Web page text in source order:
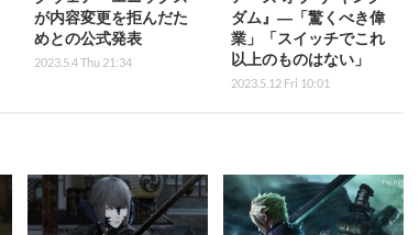
が内容変更を拒んだた
めとの公式発表
2023.5.4 Thu 21:34
ダム』―「驚くべき偉
業」「スイッチでこれ
以上のものはない」
2023.5.12 Fri 10:01